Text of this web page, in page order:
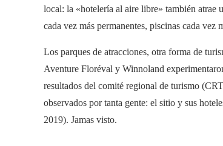
local: la «hotelería al aire libre» también atrae
cada vez más permanentes, piscinas cada vez
Los parques de atracciones, otra forma de
Aventure Floréval y Winnoland
resultados del comité regional de turismo
observados por tanta gente: el sitio y sus
2019). Jamas visto.